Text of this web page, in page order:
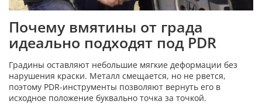
Почему вмятины от града
идеально подходят под PDR
Градины оставляют небольшие мягкие деформации без
нарушения краски. Металл смещается, но не рвется,
поэтому PDR-инструменты позволяют вернуть его в
исходное положение буквально точка за точкой.